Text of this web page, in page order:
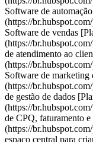
Software de
(https://
Software de vendas
(https://
de atendimento ao
(https://
Software de marketing
(https://
de gestão de dados
(https://
de CPQ, faturamento
(https://
espaço central para